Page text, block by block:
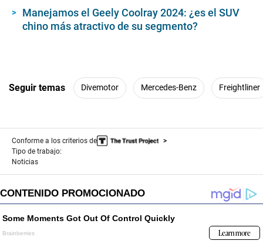
Manejamos el Geely Coolray 2024: ¿es el SUV
chino más atractivo de su segmento?
Seguir temas Divemotor Mercedes-Benz Freightliner
Conforme a los criterios de
Tipo de trabajo:
Noticias